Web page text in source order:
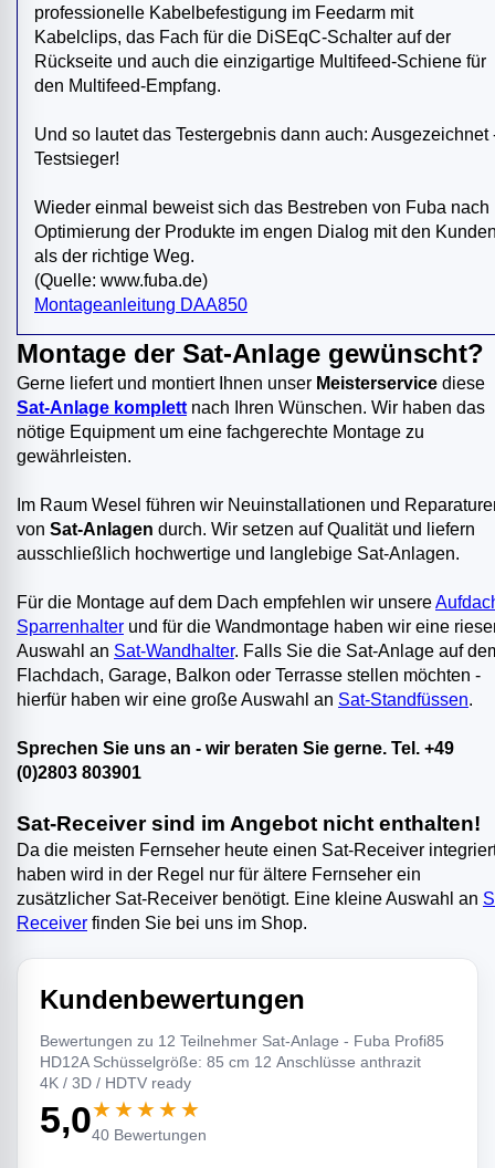
professionelle Kabelbefestigung im Feedarm mit
Kabelclips, das Fach für die DiSEqC-Schalter auf der
Rückseite und auch die einzigartige Multifeed-Schiene für
den Multifeed-Empfang.
Und so lautet das Testergebnis dann auch: Ausgezeichnet
Testsieger!
Wieder einmal beweist sich das Bestreben von Fuba nach
Optimierung der Produkte im engen Dialog mit den
als der richtige Weg.
(Quelle: www.fuba.de)
Montageanleitung DAA850
Montage der Sat-Anlage gewünscht?
Gerne liefert und montiert Ihnen unser Meisterservice diese
Sat-Anlage komplett nach Ihren Wünschen. Wir haben das
nötige Equipment um eine fachgerechte Montage zu
gewährleisten.
Im Raum Wesel führen wir Neuinstallationen und
von Sat-Anlagen durch. Wir setzen auf Qualität und liefern
ausschließlich hochwertige und langlebige Sat-Anlagen.
Für die Montage auf dem Dach empfehlen wir unsere
Sparrenhalter und für die Wandmontage haben wir eine
Auswahl an Sat-Wandhalter. Falls Sie die Sat-Anlage auf
Flachdach, Garage, Balkon oder Terrasse stellen möchten -
hierfür haben wir eine große Auswahl an Sat-Standfüssen.
Sprechen Sie uns an - wir beraten Sie gerne. Tel. +49
(0)2803 803901
Sat-Receiver sind im Angebot nicht enthalten!
Da die meisten Fernseher heute einen Sat-Receiver
haben wird in der Regel nur für ältere Fernseher ein
zusätzlicher Sat-Receiver benötigt. Eine kleine Auswahl an
Receiver finden Sie bei uns im Shop.
Kundenbewertungen
Bewertungen zu 12 Teilnehmer Sat-Anlage - Fuba Profi85
HD12A Schüsselgröße: 85 cm 12 Anschlüsse anthrazit
4K / 3D / HDTV ready
5,0★★★★★
40 Bewertungen